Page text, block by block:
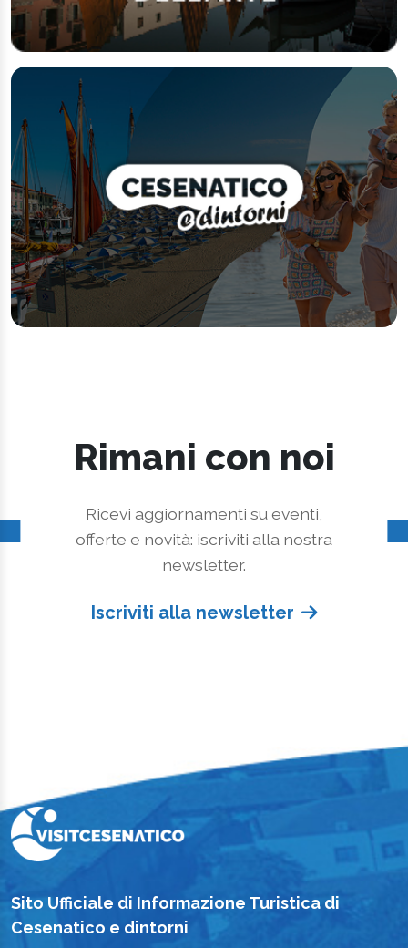
Rimani con noi
Ricevi aggiornamenti su eventi,
offerte e novità: iscriviti alla nostra
newsletter.
Iscriviti alla newsletter
Sito Ufficiale di Informazione Turistica di
Cesenatico e dintorni